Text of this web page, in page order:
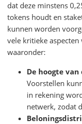
dat deze minstens
tokens houdt en
kunnen worden
vele kritieke
waaronder:
De hoogte
Voorstellen
in rekening
netwerk, zodat